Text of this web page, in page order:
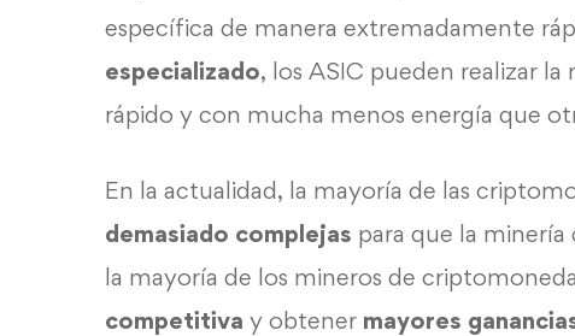
específica de manera extremadamente
especializado, los ASIC pueden realizar
rápido y con mucha menos energía que
En la actualidad, la mayoría de las
demasiado complejas para que la
la mayoría de los mineros de
competitiva y obtener mayores